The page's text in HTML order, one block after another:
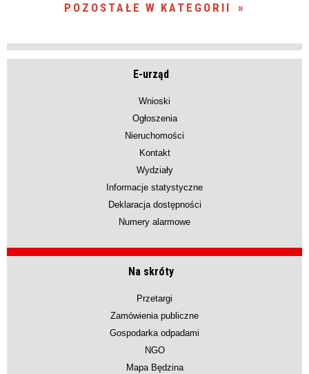
POZOSTAŁE W KATEGORII
E-urząd
Wnioski
Ogłoszenia
Nieruchomości
Kontakt
Wydziały
Informacje statystyczne
Deklaracja dostępności
Numery alarmowe
Na skróty
Przetargi
Zamówienia publiczne
Gospodarka odpadami
NGO
Mapa Będzina